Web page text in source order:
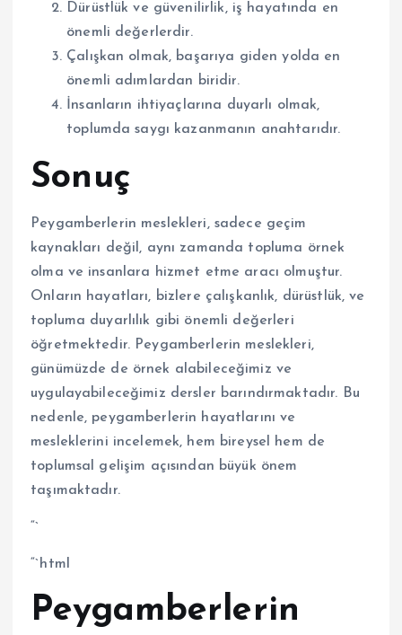
Dürüstlük ve güvenilirlik, iş hayatında en
önemli değerlerdir.
Çalışkan olmak, başarıya giden yolda en
önemli adımlardan biridir.
İnsanların ihtiyaçlarına duyarlı olmak,
toplumda saygı kazanmanın anahtarıdır.
Sonuç
Peygamberlerin meslekleri, sadece geçim
kaynakları değil, aynı zamanda topluma örnek
olma ve insanlara hizmet etme aracı olmuştur.
Onların hayatları, bizlere çalışkanlık, dürüstlük, ve
topluma duyarlılık gibi önemli değerleri
öğretmektedir. Peygamberlerin meslekleri,
günümüzde de örnek alabileceğimiz ve
uygulayabileceğimiz dersler barındırmaktadır. Bu
nedenle, peygamberlerin hayatlarını ve
mesleklerini incelemek, hem bireysel hem de
toplumsal gelişim açısından büyük önem
taşımaktadır.
“`
“`html
Peygamberlerin